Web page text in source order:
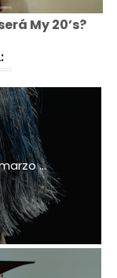
My 20’s?
...